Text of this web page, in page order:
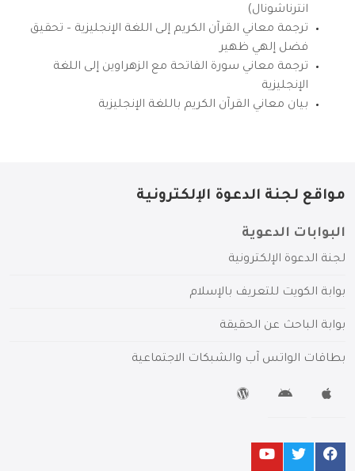
انترناشونال)
ترجمة معاني القرآن الكريم إلى اللغة الإنجليزية – تحقيق
فضل إلهي ظهير
ترجمة معاني سورة الفاتحة مع الزهراوين إلى اللغة
الإنجليزية
بيان معاني القرآن الكريم باللغة الإنجليزية
مواقع لجنة الدعوة الإلكترونية
البوابات الدعوية
لجنة الدعوة الإلكترونية
بوابة الكويت للتعريف بالإسلام
بوابة الباحث عن الحقيقة
بطاقات الواتس آب والشبكات الاجتماعية